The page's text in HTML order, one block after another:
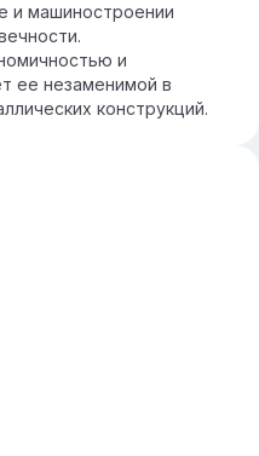
и машиностроении
и
ее незаменимой в
конструкций.